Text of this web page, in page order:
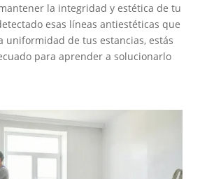
la integridad y estética de tu
esas líneas antiestéticas que
uniformidad de tus estancias, estás
para aprender a solucionarlo